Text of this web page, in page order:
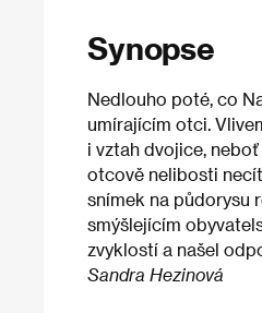
Synopse
Nedlouho poté, co
umírajícím otci.
i vztah dvojice,
otcově nelibosti
snímek na půdorysu
smýšlejícím
zvyklostí a našel
Sandra Hezinová